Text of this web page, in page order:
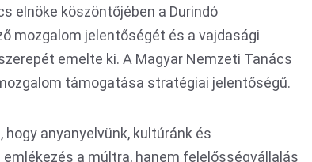
elnöke köszöntőjében a Durindó
mozgalom jelentőségét és a vajdasági
emelte ki. A Magyar Nemzeti Tanács
támogatása stratégiai jelentőségű.
anyanyelvünk, kultúránk és
a múltra, hanem felelősségvállalás